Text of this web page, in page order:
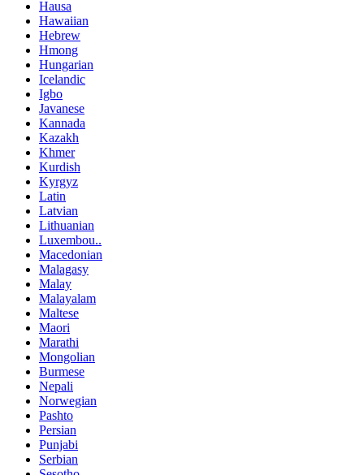
Hausa
Hawaiian
Hebrew
Hmong
Hungarian
Icelandic
Igbo
Javanese
Kannada
Kazakh
Khmer
Kurdish
Kyrgyz
Latin
Latvian
Lithuanian
Luxembou..
Macedonian
Malagasy
Malay
Malayalam
Maltese
Maori
Marathi
Mongolian
Burmese
Nepali
Norwegian
Pashto
Persian
Punjabi
Serbian